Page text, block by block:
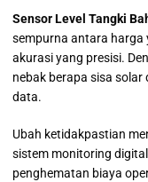
Sensor Level Tangki
sempurna antara harga
akurasi yang presisi.
nebak berapa sisa
data.
Ubah ketidakpastian
sistem monitoring
penghematan biaya